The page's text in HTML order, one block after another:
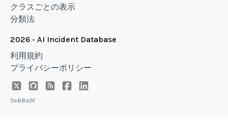
クラスごとの表示
分類法
2026 - AI Incident Database
利用規約
プライバシーポリシー
3e68a9f